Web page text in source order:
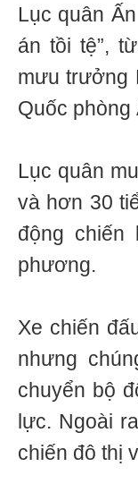
Lục quân
án tồi tệ”,
mưu trưởng
Quốc phòng
Lục quân
và hơn 30
động chiến
phương.
Xe chiến
nhưng
chuyển bộ
lực. Ngoài
chiến đô thị